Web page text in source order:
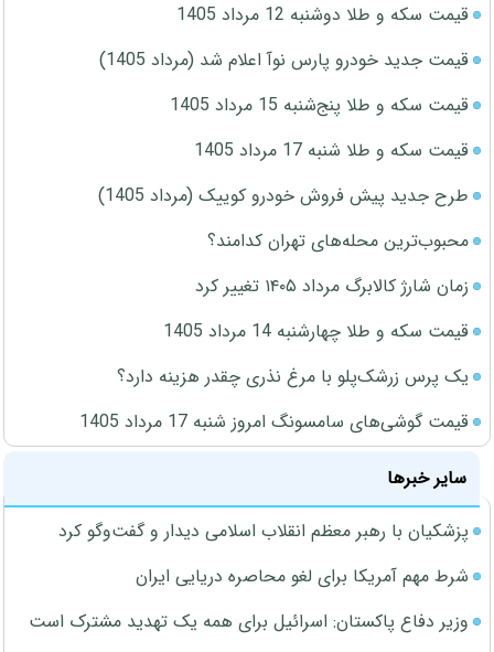
قیمت سکه و طلا دوشنبه 12 مرداد 1405
قیمت جدید خودرو پارس نوآ اعلام شد (مرداد 1405)
قیمت سکه و طلا پنج‌شنبه 15 مرداد 1405
قیمت سکه و طلا شنبه 17 مرداد 1405
طرح جدید پیش فروش خودرو کوییک (مرداد 1405)
محبوب‌ترین محله‌های تهران کدامند؟
زمان شارژ کالابرگ مرداد ۱۴۰۵ تغییر کرد
قیمت سکه و طلا چهارشنبه 14 مرداد 1405
یک پرس زرشک‌پلو با مرغ نذری چقدر هزینه دارد؟
قیمت گوشی‌های سامسونگ امروز شنبه 17 مرداد 1405
سایر خبرها
پزشکیان با رهبر معظم انقلاب اسلامی دیدار و گفت‌وگو کرد
شرط مهم آمریکا برای لغو محاصره دریایی ایران
وزیر دفاع پاکستان: اسرائیل برای همه یک تهدید مشترک است